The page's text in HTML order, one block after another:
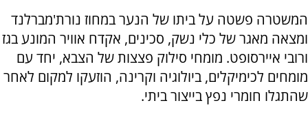
המשטרה פשטה על ביתו של הנער במחוז נורת'מברלנד
ומצאה מאגר של כלי נשק, סכינים, אקדח אוויר המונע בגז
ורובי איירסופט. מומחי סילוק פצצות של הצבא, יחד עם
מומחים לכימיקלים, ביולוגיה וקרינה, הוזעקו למקום לאחר
שהתגלו חומרי נפץ בייצור ביתי.